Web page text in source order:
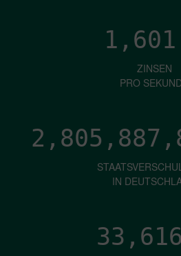
1,601
ZINSEN
PRO
IN
33,616